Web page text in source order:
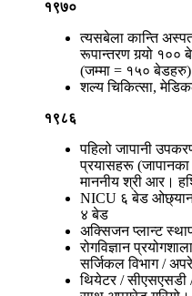
१९७०
त्यसबेला कान्ति
रूपान्तरण गर्‍यो १००
(जम्मा = १५० बेडहरु)
शल्य चिकित्सा,
१९८६
पहिलो जापानी
प्रयासहरू (जापानका
माननीय श्री आर।
NICU ६ बेड
४ बेड
अक्सिजन प्लान्ट
रोगविज्ञान
सर्जिकल विभाग /
थियेटर / सीएसएसडी /